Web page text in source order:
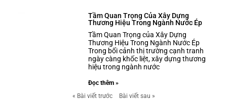
Tầm Quan Trọng Của Xây Dựng
Thương Hiệu Trong Ngành Nước Ép
Tầm Quan Trọng của Xây Dựng
Thương Hiệu Trong Ngành Nước Ép
Trong bối cảnh thị trường cạnh tranh
ngày càng khốc liệt, xây dựng thương
hiệu trong ngành nước
Đọc thêm »
« Bài viết trước
Bài viết sau »